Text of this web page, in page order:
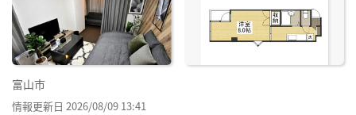
録
富山市
情報更新日 2026/08/09 13:41